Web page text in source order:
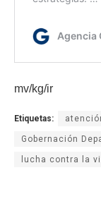
mv/kg/ir
Etiquetas:
Gobernación
lucha contra la